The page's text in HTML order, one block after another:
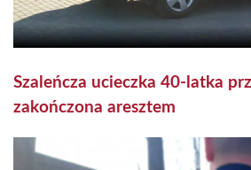
Szaleńcza ucieczka 40-latka
zakończona aresztem